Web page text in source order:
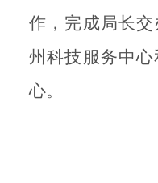
作，完成局长
州科技服务中
心。